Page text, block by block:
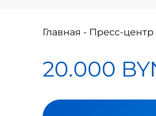
Главная - Пресс-центр
20.000